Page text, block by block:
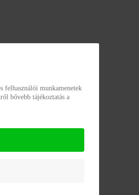
felhasználói munkamenetek
bővebb tájékoztatás a